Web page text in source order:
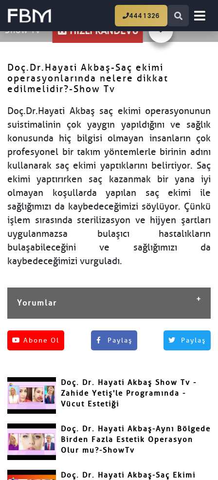
444 1 326
Doç.Dr.Hayati Akbaş-Saç ekimi
operasyonlarında nelere dikkat edilmelidir?-
Show Tv
HIZLI RANDEVU
Doç.Dr.Hayati Akbaş-Saç ekimi
operasyonlarında nelere dikkat
edilmelidir?-Show Tv
Doç.Dr.Hayati Akbaş saç ekimi operasyonunun
suistimalinin çok yaygın yapıldığını ve sağlık
konusunda hiç bilgisi olmayan insanların çok
profesyonel bir takım yöntemlerle birinin adını
kullanarak saç ekimi yaptıklarını belirtiyor. Saç
ekimi yaptırırken saç kazanmak bir yana iyi
olmayan koşullarda yapılan saç ekimi ile
sağlığımızı da kaybedeceğimizi söylüyor. Çünkü
işlem sırasında sterilizasyon ve hijyen şartları
uygulanmazsa bulaşıcı hastalıkların
bulaşabileceğini ve sağlığımızı da
kaybedeceğimizi vurguladı.
Abone Ol Paylaş Paylaş
Yorumlar
Henüz yorum yapılmamış.
Adınız ve Soyadınız
Mail
Yorumunuz
Doç. Dr. Hayati Akbaş Show Tv -
Zahide Yetiş'le Programında -
Vücut Estetiği
Doç. Dr. Hayati Akbaş-Aynı Bölgede
Birden Fazla Estetik Operasyon
Olur mu?-ShowTv
Doç. Dr. Hayati Akbaş-Saç Ekimi